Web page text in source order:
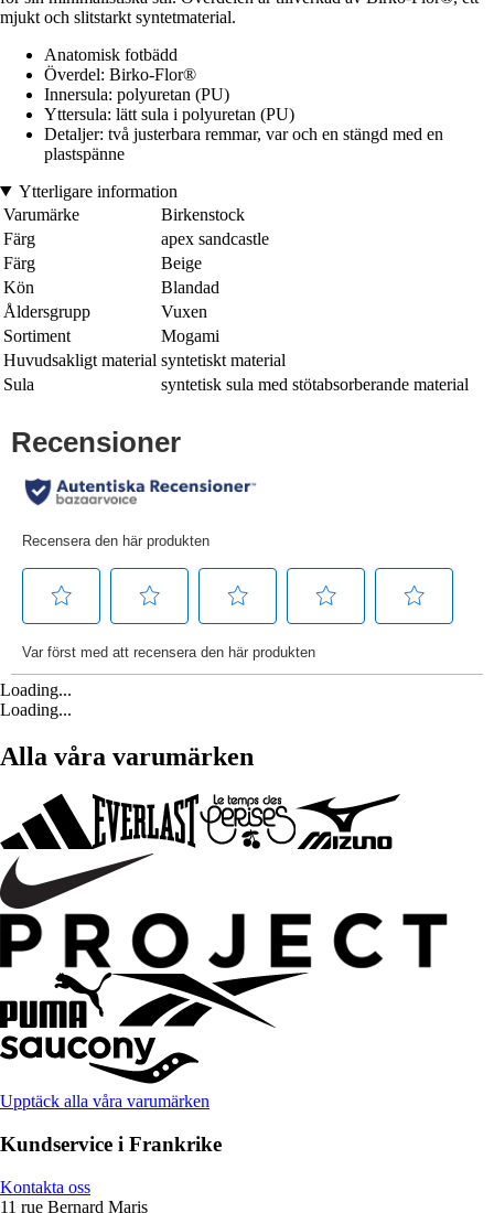
mjukt och slitstarkt syntetmaterial.
Anatomisk fotbädd
Överdel: Birko-Flor®
Innersula: polyuretan (PU)
Yttersula: lätt sula i polyuretan (PU)
Detaljer: två justerbara remmar, var och en stängd med en
plastspänne
Ytterligare information
Varumärke
Birkenstock
Färg
apex sandcastle
Färg
Beige
Kön
Blandad
Åldersgrupp
Vuxen
Sortiment
Mogami
Huvudsakligt material syntetiskt material
Sula
syntetisk sula med stötabsorberande material
Loading...
Loading...
Alla våra varumärken
Upptäck alla våra varumärken
Kundservice i Frankrike
Kontakta oss
11 rue Bernard Maris